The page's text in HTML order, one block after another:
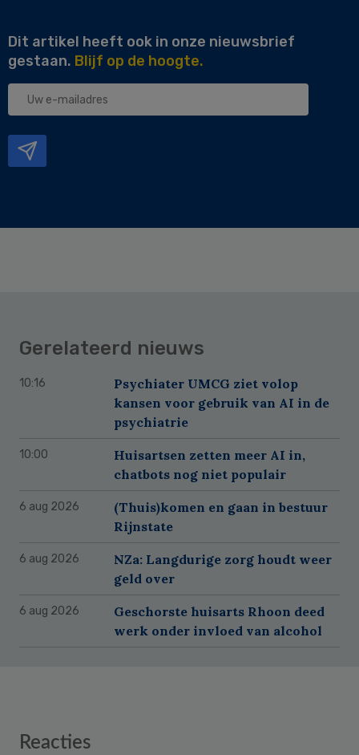
Dit artikel heeft ook in onze nieuwsbrief
gestaan. Blijf op de hoogte.
Uw
Gerelateerd nieuws
10:16
Psychiater UMCG ziet volop
kansen voor gebruik van AI in de
psychiatrie
10:00
Huisartsen zetten meer AI in,
chatbots nog niet populair
6 aug 2026
(Thuis)komen en gaan in bestuur
Rijnstate
6 aug 2026
NZa: Langdurige zorg houdt weer
geld over
6 aug 2026
Geschorste huisarts Rhoon deed
werk onder invloed van alcohol
Reader
Reacties